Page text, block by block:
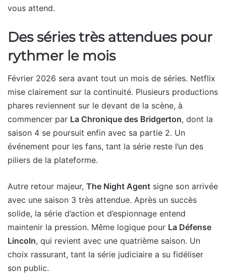
vous attend.
Des séries très attendues pour
rythmer le mois
Février 2026 sera avant tout un mois de séries. Netflix
mise clairement sur la continuité. Plusieurs productions
phares reviennent sur le devant de la scène, à
commencer par La Chronique des Bridgerton, dont la
saison 4 se poursuit enfin avec sa partie 2. Un
événement pour les fans, tant la série reste l’un des
piliers de la plateforme.
Autre retour majeur, The Night Agent signe son arrivée
avec une saison 3 très attendue. Après un succès
solide, la série d’action et d’espionnage entend
maintenir la pression. Même logique pour La Défense
Lincoln, qui revient avec une quatrième saison. Un
choix rassurant, tant la série judiciaire a su fidéliser
son public.